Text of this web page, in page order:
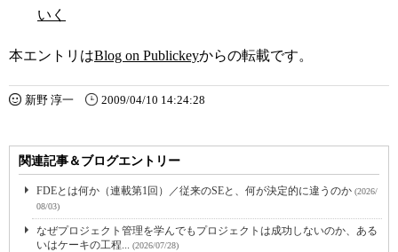
いく
本エントリはBlog on Publickeyからの転載です。
新野 淳一 2009/04/10 14:24:28
関連記事＆ブログエントリー
FDEとは何か（連載第1回）／従来のSEと、何が決定的に違うのか (2026/
08/03)
なぜプロジェクト管理を学んでもプロジェクトは成功しないのか、ある
いはケーキの工程...
(2026/07/28)